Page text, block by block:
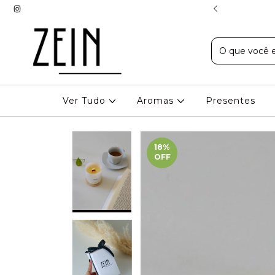
EM BH
Ver Tudo Aromas Presentes
18%
OFF